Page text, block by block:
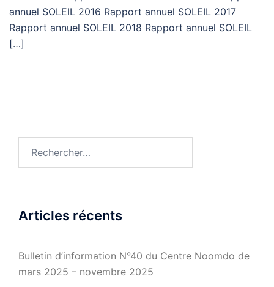
annuel SOLEIL 2016 Rapport annuel SOLEIL 2017
Rapport annuel SOLEIL 2018 Rapport annuel SOLEIL
[…]
Articles récents
Bulletin d’information N°40 du Centre Noomdo de
mars 2025 – novembre 2025